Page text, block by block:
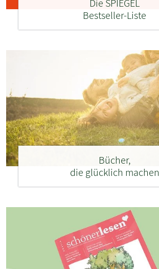
Die SPIEGEL
Bestseller-Liste
Bücher,
die glücklich machen